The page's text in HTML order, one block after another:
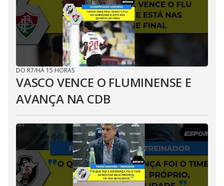
DO R7/HÁ 15 HORAS
VASCO VENCE O FLUMINENSE E
AVANÇA NA CDB